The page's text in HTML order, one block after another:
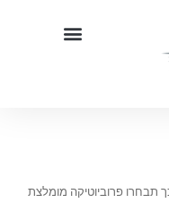
פרוביוטיקה מומלצת